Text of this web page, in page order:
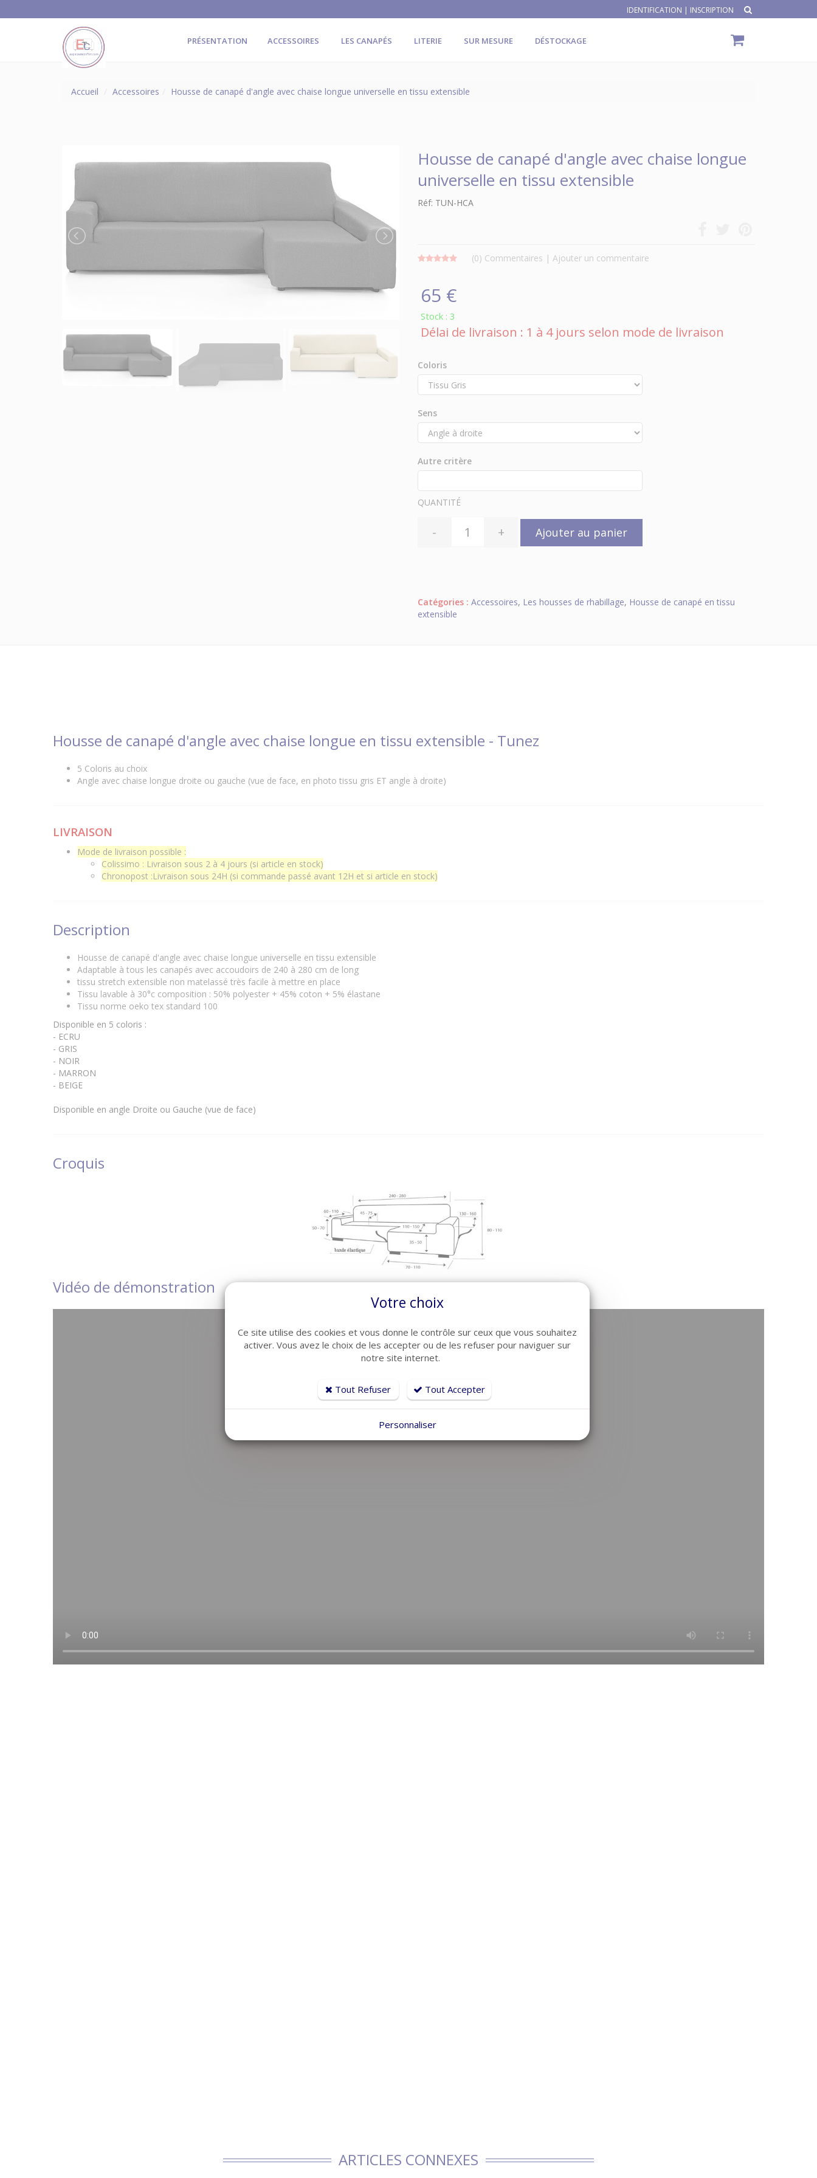
IDENTIFICATION | INSCRIPTION
PRÉSENTATION ACCESSOIRES LES CANAPÉS LITERIE SUR MESURE DÉSTOCKAGE
Accueil Accessoires Housse de canapé d'angle avec chaise longue universelle en tissu extensible
Housse de canapé d'angle avec chaise longue
universelle en tissu extensible
Réf: TUN-HCA
(0) Commentaires | Ajouter un commentaire
65 €
Stock : 3
Délai de livraison : 1 à 4 jours selon mode de livraison
Coloris
Sens
Autre critère
QUANTITÉ
- + Ajouter au panier
Catégories : Accessoires, Les housses de rhabillage, Housse de canapé en tissu
extensible
Housse de canapé d'angle avec chaise longue en tissu extensible - Tunez
5 Coloris au choix
Angle avec chaise longue droite ou gauche (vue de face, en photo tissu gris ET angle à droite)
LIVRAISON
Mode de livraison possible :
Colissimo : Livraison sous 2 à 4 jours (si article en stock)
Chronopost :Livraison sous 24H (si commande passé avant 12H et si article en stock)
Description
Housse de canapé d'angle avec chaise longue universelle en tissu extensible
Adaptable à tous les canapés avec accoudoirs de 240 à 280 cm de long
tissu stretch extensible non matelassé très facile à mettre en place
Tissu lavable à 30°c composition : 50% polyester + 45% coton + 5% élastane
Tissu norme oeko tex standard 100
Disponible en 5 coloris :
- ECRU
- GRIS
- NOIR
- MARRON
- BEIGE
Disponible en angle Droite ou Gauche (vue de face)
Croquis
Vidéo de démonstration
ARTICLES CONNEXES
Votre choix
Ce site utilise des cookies et vous donne le contrôle sur ceux que vous souhaitez
activer. Vous avez le choix de les accepter ou de les refuser pour naviguer sur
notre site internet.
Tout Refuser Tout Accepter
Personnaliser